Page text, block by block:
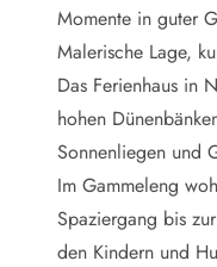
Vorteile bei uns
Reisecurity
Esmark KidsVIP
Esmark VIP -
Preisgarantie
Keine Kaution
Gästebewertungen
Gratis WLAN
Momente in guter
Malerische Lage,
Das Ferienhaus in
hohen
Sonnenliegen und
Im Gammeleng
Spaziergang bis
den Kindern und